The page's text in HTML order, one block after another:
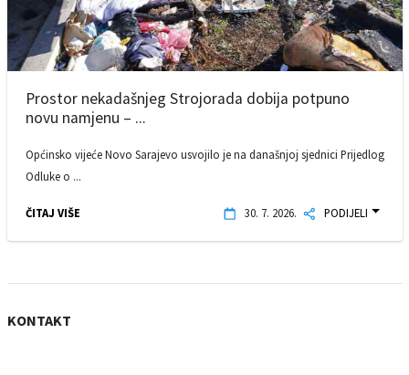
Prostor nekadašnjeg Strojorada dobija potpuno
novu namjenu – ...
Općinsko vijeće Novo Sarajevo usvojilo je na današnjoj sjednici Prijedlog
Odluke o ...
ČITAJ VIŠE 30. 7. 2026. PODIJELI
KONTAKT